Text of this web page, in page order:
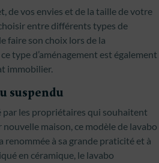
de vos envies et de la taille de votre
entre différents types de
faire son choix lors de la
type d’aménagement est également
immobilier.
suspendu
les propriétaires qui souhaitent
maison, ce modèle de lavabo
renommée à sa grande praticité et à
en céramique, le lavabo